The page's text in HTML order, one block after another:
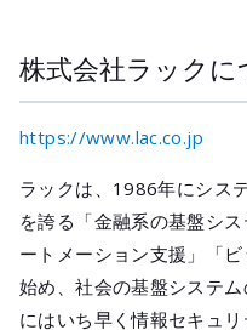
株式会社ラックに
https://www.lac.co.jp
ラックは、1986年にシス
を誇る「金融系の基盤シ
ートメーション支援」「
始め、社会の基盤システ
にはいち早く情報セキュ